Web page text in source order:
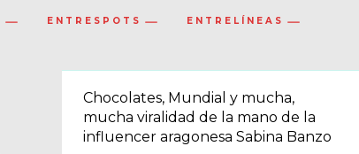
ENTRESPOTS ENTRELÍNEAS
Chocolates, Mundial y mucha,
mucha viralidad de la mano de la
influencer aragonesa Sabina Banzo